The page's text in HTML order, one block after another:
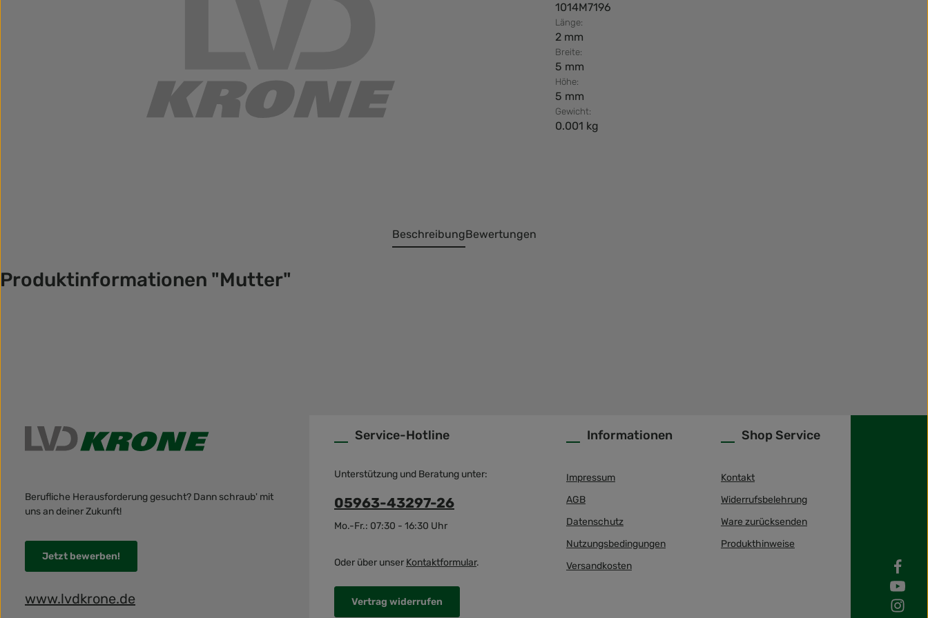
1014M7196
Länge:
2 mm
Breite:
5 mm
Höhe:
5 mm
Gewicht:
0.001 kg
BeschreibungBewertungen
Produktinformationen "Mutter"
Berufliche Herausforderung gesucht? Dann schraub' mit
uns an deiner Zukunft!
Jetzt bewerben!
www.lvdkrone.de
Service-Hotline
Unterstützung und Beratung unter:
05963-43297-26
Mo.-Fr.: 07:30 - 16:30 Uhr
Oder über unser Kontaktformular.
Vertrag widerrufen
Informationen
Impressum
AGB
Datenschutz
Nutzungsbedingungen
Versandkosten
Shop Service
Kontakt
Widerrufsbelehrung
Ware zurücksenden
Produkthinweise